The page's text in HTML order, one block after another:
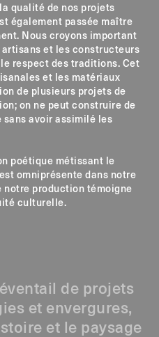
qualité de nos projets
également passée maître
Nous croyons important
et les constructeurs
respect des traditions. Cet
et les matériaux
de plusieurs projets de
on ne peut construire de
sans avoir assimilé les
poétique métissant le
omniprésente dans notre
notre production témoigne
culturelle.
de projets
et envergures,
et le paysage